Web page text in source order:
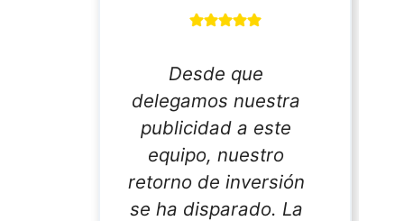
Desde que
delegamos nuestra
publicidad a este
equipo, nuestro
retorno de inversión
se ha disparado. La